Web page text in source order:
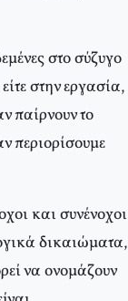
στο σύζυγο
στην εργασία,
παίρνουν το
περιορίσουμε
και συνένοχοι
δικαιώματα,
να ονομάζουν